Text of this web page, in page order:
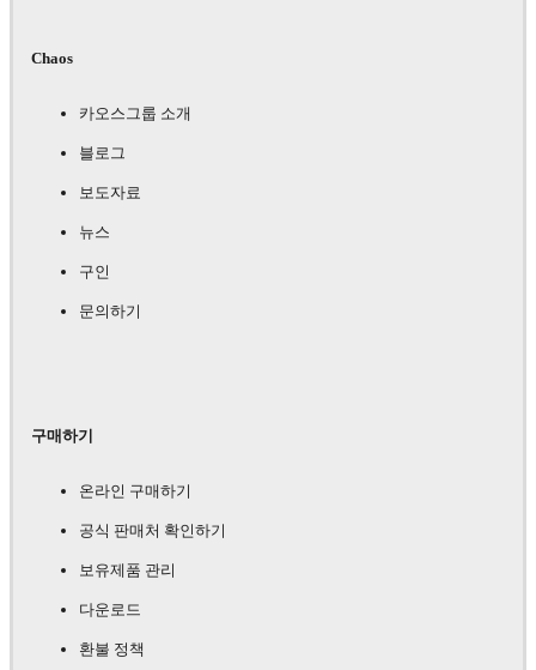
Chaos
카오스그룹 소개
블로그
보도자료
뉴스
구인
문의하기
구매하기
온라인 구매하기
공식 판매처 확인하기
보유제품 관리
다운로드
환불 정책